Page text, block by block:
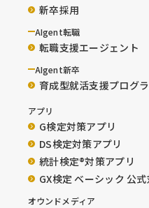
新卒採用
AIgent転職
転職支援エージェント
AIgent新卒
育成型就活支援プログ
アプリ
G検定対策アプリ
DS検定対策アプリ
統計検定®︎対策アプリ
GX検定 ベーシック 公
オウンドメディア